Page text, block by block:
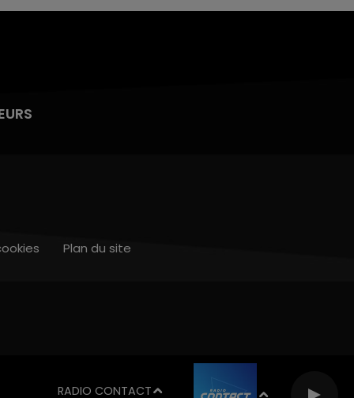
RADIO CONTACT
Plan du site